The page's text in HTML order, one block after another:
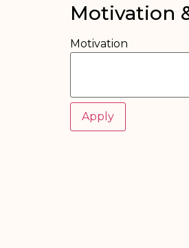
Motivation
Motivation